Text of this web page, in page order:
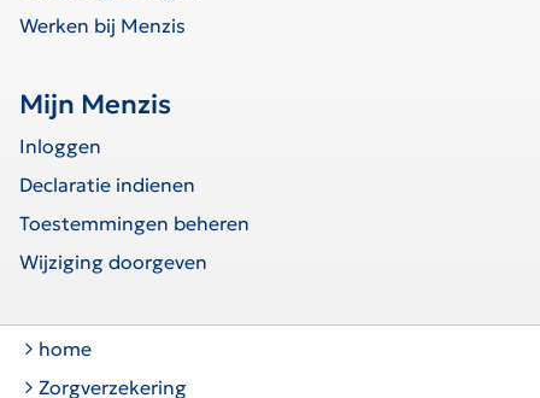
Werken bij Menzis
Mijn Menzis
Inloggen
Declaratie indienen
Toestemmingen beheren
Wijziging doorgeven
home
Zorgverzekering